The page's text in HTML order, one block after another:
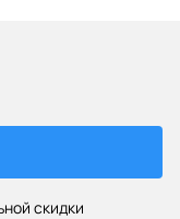
скидки